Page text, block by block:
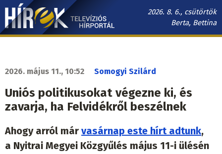
Ugrás
tartalomra
2026. 8. 6., csütörtök
Berta, Bettina
Hírek.sk
navigáció
2026. május 11., 10:52 Somogyi Szilárd
Uniós politikusokat végezne ki, és
zavarja, ha Felvidékről beszélnek
Ahogy arról már vasárnap este hírt adtunk,
a Nyitrai Megyei Közgyűlés május 11-i ülésén